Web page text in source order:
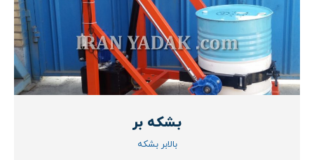
بشکه بر
بالابر بشکه